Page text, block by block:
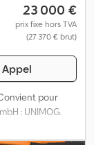
23 000 €
prix fixe hors TVA
(27 370 € brut)
Appel
pour
: UNIMOG.
- 24 VEP 490
STRATOS S 30